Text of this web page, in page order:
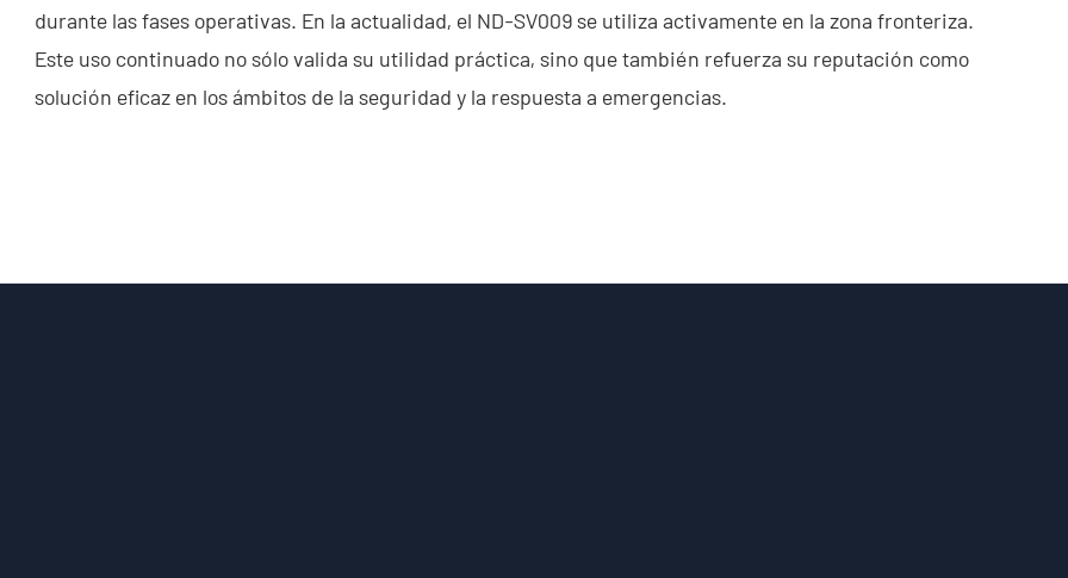
durante las fases operativas. En la actualidad, el ND-SV009 se utiliza activamente en la zona fronteriza.
Este uso continuado no sólo valida su utilidad práctica, sino que también refuerza su reputación como
solución eficaz en los ámbitos de la seguridad y la respuesta a emergencias.